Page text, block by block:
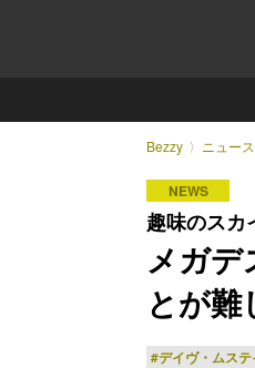
Bezzy ニュース
NEWS
趣味のスカ
メガデ
とが
#デイヴ・ムス